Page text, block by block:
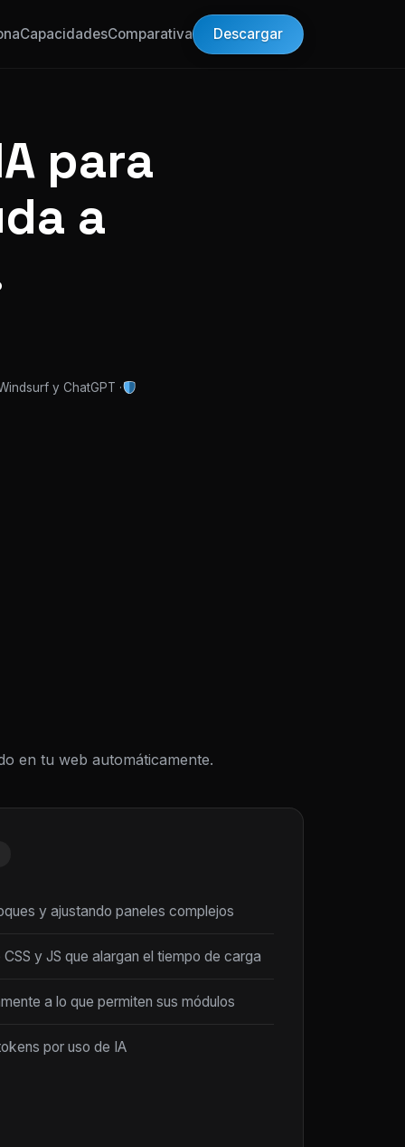
CapacidadesComparativa Descargar
para
a
y ChatGPT ·
en tu web automáticamente.
y ajustando paneles complejos
y JS que alargan el tiempo de carga
a lo que permiten sus módulos
por uso de IA